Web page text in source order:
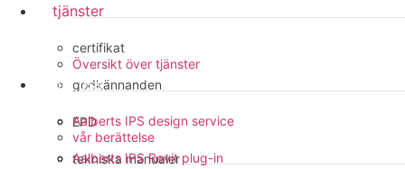
certifikat
godkännanden
EPD
tekniska manualer
tjänster
Översikt över tjänster
Aalberts IPS design service
Aalberts IPS Revit plug-in
om oss
vår berättelse